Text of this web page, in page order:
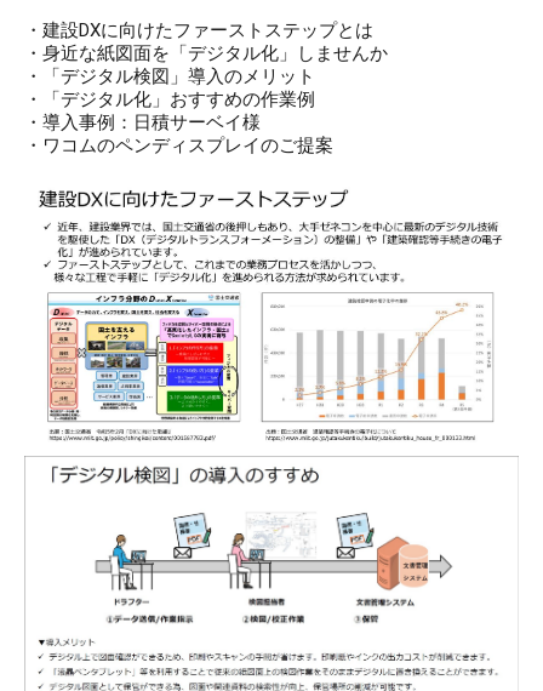
・建設DXに向けたファーストステップとは
・身近な紙図面を「デジタル化」しませんか
・「デジタル検図」導入のメリット
・「デジタル化」おすすめの作業例
・導入事例：日積サーベイ様
・ワコムのペンディスプレイのご提案